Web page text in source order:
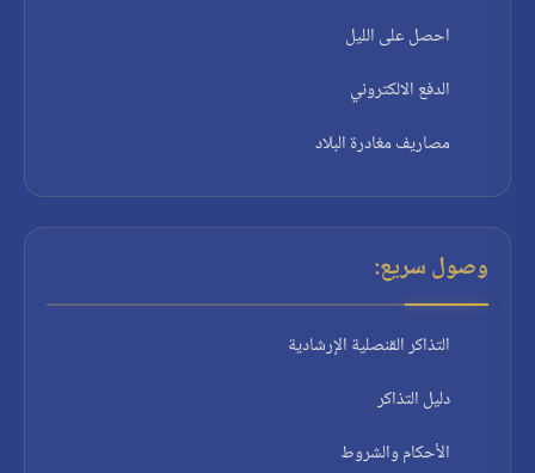
احصل على الليل
الدفع الالكتروني
مصاريف مغادرة البلاد
وصول سريع:
التذاكر القنصلية الإرشادية
دليل التذاكر
الأحكام والشروط